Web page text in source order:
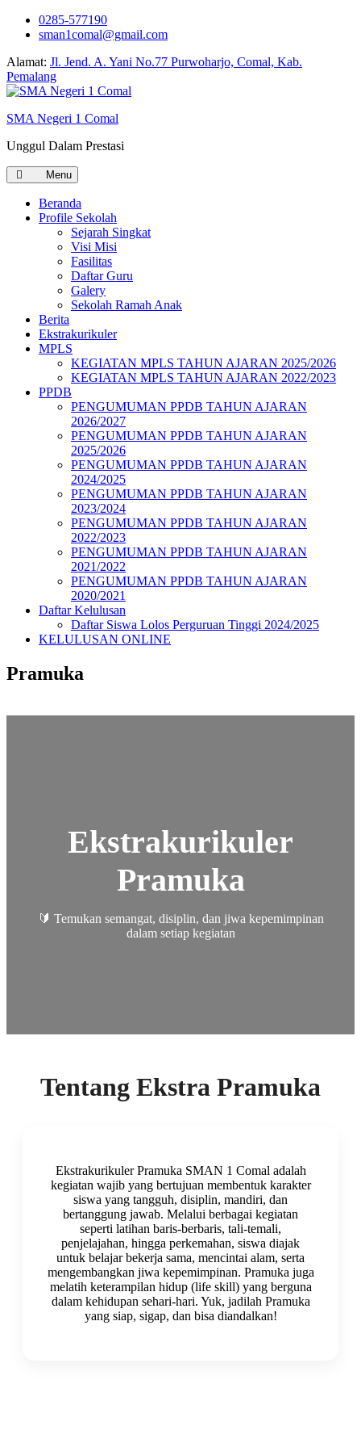
0285-577190
sman1comal@gmail.com
Alamat: Jl. Jend. A. Yani No.77 Purwoharjo, Comal, Kab.
Pemalang
SMA Negeri 1 Comal
Unggul Dalam Prestasi
Menu
Beranda
Profile Sekolah
Sejarah Singkat
Visi Misi
Fasilitas
Daftar Guru
Galery
Sekolah Ramah Anak
Berita
Ekstrakurikuler
MPLS
KEGIATAN MPLS TAHUN AJARAN 2025/2026
KEGIATAN MPLS TAHUN AJARAN 2022/2023
PPDB
PENGUMUMAN PPDB TAHUN AJARAN
2026/2027
PENGUMUMAN PPDB TAHUN AJARAN
2025/2026
PENGUMUMAN PPDB TAHUN AJARAN
2024/2025
PENGUMUMAN PPDB TAHUN AJARAN
2023/2024
PENGUMUMAN PPDB TAHUN AJARAN
2022/2023
PENGUMUMAN PPDB TAHUN AJARAN
2021/2022
PENGUMUMAN PPDB TAHUN AJARAN
2020/2021
Daftar Kelulusan
Daftar Siswa Lolos Perguruan Tinggi 2024/2025
KELULUSAN ONLINE
Pramuka
Ekstrakurikuler
Pramuka
🔰 Temukan semangat, disiplin, dan jiwa kepemimpinan
dalam setiap kegiatan
Tentang Ekstra Pramuka
Ekstrakurikuler Pramuka SMAN 1 Comal adalah
kegiatan wajib yang bertujuan membentuk karakter
siswa yang tangguh, disiplin, mandiri, dan
bertanggung jawab. Melalui berbagai kegiatan
seperti latihan baris-berbaris, tali-temali,
penjelajahan, hingga perkemahan, siswa diajak
untuk belajar bekerja sama, mencintai alam, serta
mengembangkan jiwa kepemimpinan. Pramuka juga
melatih keterampilan hidup (life skill) yang berguna
dalam kehidupan sehari-hari. Yuk, jadilah Pramuka
yang siap, sigap, dan bisa diandalkan!